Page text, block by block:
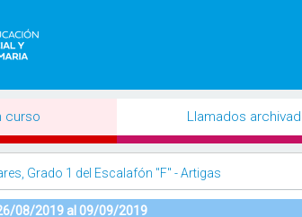
curso Llamados
Grado 1 del Escalafón "F" - Artigas
08/2019 al 09/09/2019